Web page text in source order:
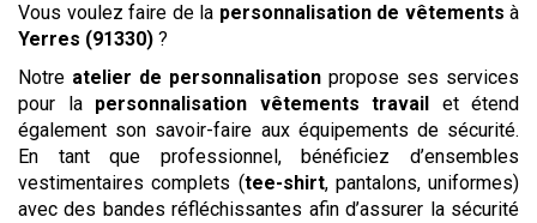
Vous voulez faire de la personnalisation de vêtements à
Yerres (91330) ?
Notre atelier de personnalisation propose ses services
pour la personnalisation vêtements travail
et étend
également son savoir-faire aux équipements de sécurité.
En tant que professionnel, bénéficiez d’ensembles
vestimentaires complets (tee-shirt, pantalons, uniformes)
avec des bandes réfléchissantes afin d’assurer la sécurité